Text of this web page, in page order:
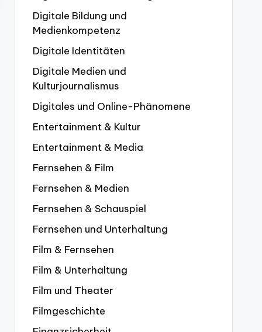
Digitale Bildung und
Medienkompetenz
Digitale Identitäten
Digitale Medien und
Kulturjournalismus
Digitales und Online-Phänomene
Entertainment & Kultur
Entertainment & Media
Fernsehen & Film
Fernsehen & Medien
Fernsehen & Schauspiel
Fernsehen und Unterhaltung
Film & Fernsehen
Film & Unterhaltung
Film und Theater
Filmgeschichte